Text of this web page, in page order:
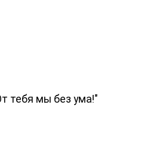
тебя мы без ума!"